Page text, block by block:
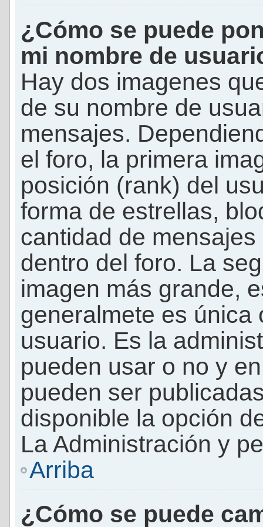
¿Cómo se puede
mi nombre de
Hay dos imagenes
de su nombre de
mensajes.
el foro, la primera
posición (rank) del
forma de estrellas,
cantidad de
dentro del foro. La
imagen más grande,
generalmete es única
usuario. Es la
pueden usar o no y
pueden ser
disponible la opción
La Administración y
Arriba
¿Cómo se puede